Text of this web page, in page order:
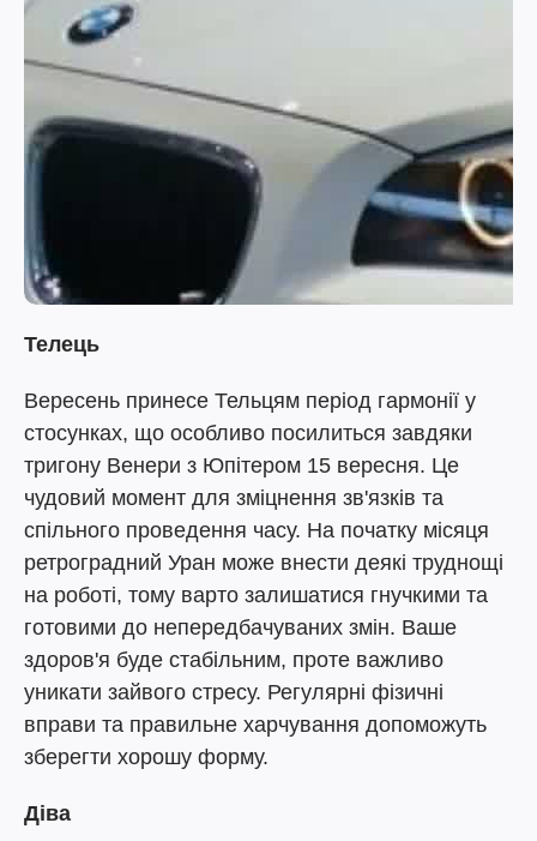
Телець
Вересень принесе Тельцям період гармонії у
стосунках, що особливо посилиться завдяки
тригону Венери з Юпітером 15 вересня. Це
чудовий момент для зміцнення зв'язків та
спільного проведення часу. На початку місяця
ретроградний Уран може внести деякі труднощі
на роботі, тому варто залишатися гнучкими та
готовими до непередбачуваних змін. Ваше
здоров'я буде стабільним, проте важливо
уникати зайвого стресу. Регулярні фізичні
вправи та правильне харчування допоможуть
зберегти хорошу форму.
Діва